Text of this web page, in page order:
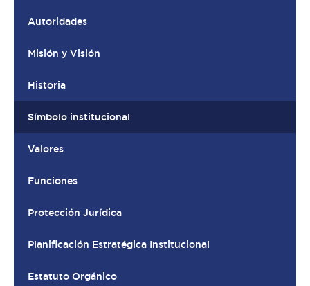
Autoridades
Misión y Visión
Historia
Símbolo institucional
Valores
Funciones
Protección Jurídica
Planificación Estratégica Institucional
Estatuto Orgánico